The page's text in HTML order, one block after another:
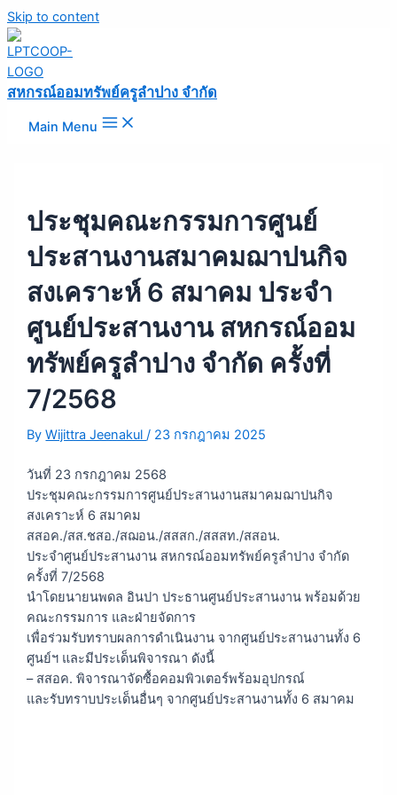
Skip to content
สหกรณ์ออมทรัพย์ครูลำปาง จำกัด
Main Menu
ประชุมคณะกรรมการศูนย์
ประสานงานสมาคมฌาปนกิจ
สงเคราะห์ 6 สมาคม ประจำ
ศูนย์ประสานงาน สหกรณ์ออม
ทรัพย์ครูลำปาง จำกัด ครั้งที่
7/2568
ByWijittra Jeenakul/ 23 กรกฎาคม 2025
วันที่ 23 กรกฎาคม 2568
ประชุมคณะกรรมการศูนย์ประสานงานสมาคมฌาปนกิจ
สงเคราะห์ 6 สมาคม
สสอค./สส.ชสอ./สฌอน./สสสก./สสสท./สสอน.
ประจำศูนย์ประสานงาน สหกรณ์ออมทรัพย์ครูลำปาง จำกัด
ครั้งที่ 7/2568
นำโดยนายนพดล อินปา ประธานศูนย์ประสานงาน พร้อมด้วย
คณะกรรมการ และฝ่ายจัดการ
เพื่อร่วมรับทราบผลการดำเนินงาน จากศูนย์ประสานงานทั้ง 6
ศูนย์ฯ และมีประเด็นพิจารณา ดังนี้
– สสอค. พิจารณาจัดซื้อคอมพิวเตอร์พร้อมอุปกรณ์
และรับทราบประเด็นอื่นๆ จากศูนย์ประสานงานทั้ง 6 สมาคม